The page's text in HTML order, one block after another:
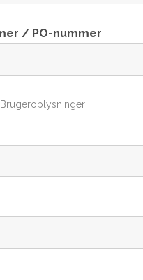
/ PO-nummer
Brugeroplysninger